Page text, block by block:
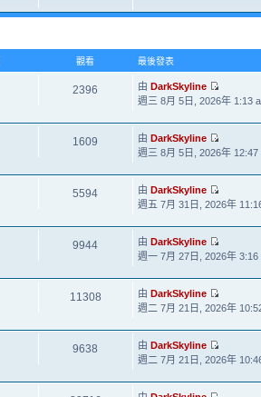
觀看 最後發表
2396 由DarkSkyline
週三 8月 5日, 2026年 1:13
1609 由DarkSkyline
週三 8月 5日, 2026年 12:47
5594 由DarkSkyline
週五 7月 31日, 2026年
9944 由DarkSkyline
週一 7月 27日, 2026年 3:16
11308 由DarkSkyline
週二 7月 21日, 2026年
9638 由DarkSkyline
週二 7月 21日, 2026年